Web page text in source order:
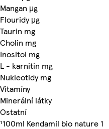
Mangan μg
Flouridy μg
Taurin mg
Cholin mg
Inositol mg
L - karnitin mg
Nukleotidy mg
Vitamíny
Minerální látky
Ostatní
¹100ml Kendamil bio nature 1